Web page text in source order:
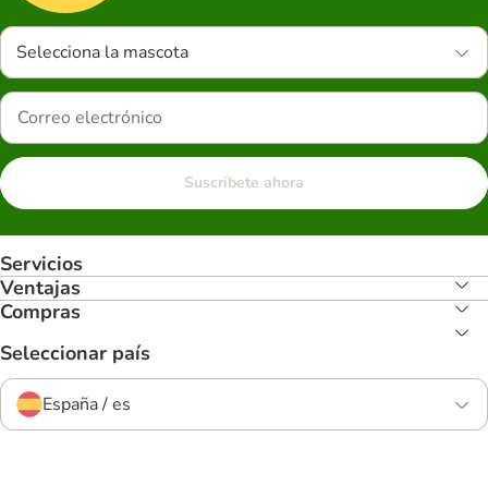
Selecciona la mascota
Suscríbete ahora
Servicios
Ventajas
Compras
Seleccionar país
España / es